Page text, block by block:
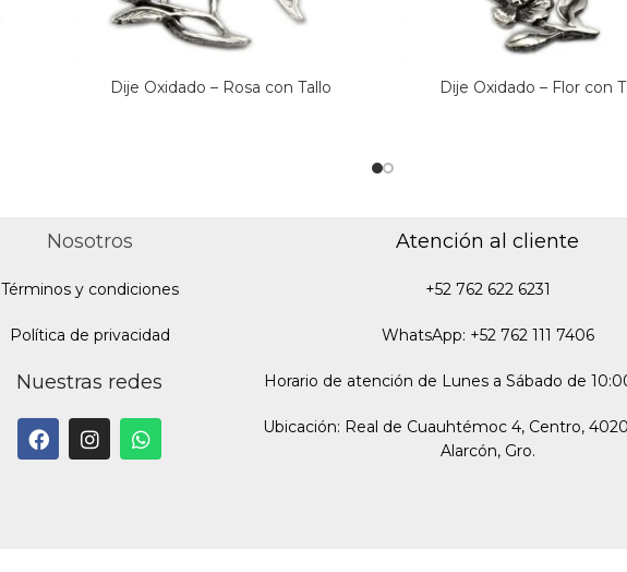
Dije Oxidado – Rosa con Tallo Dije Oxidado – Flor con
Nosotros
Términos y condiciones
Política de privacidad
Nuestras redes
Atención al cliente
+52 762 622 6231
WhatsApp: +52 762 111 7406
Horario de atención de Lunes a Sábado de
Ubicación: Real de Cuauhtémoc 4, Centro,
Alarcón, Gro.